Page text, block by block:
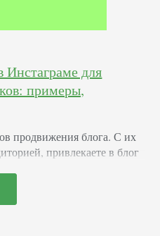
Инстаграме для
примеры,
продвижения блога. С их
привлекаете в блог
за то, что они тем
вас другим пользователям.